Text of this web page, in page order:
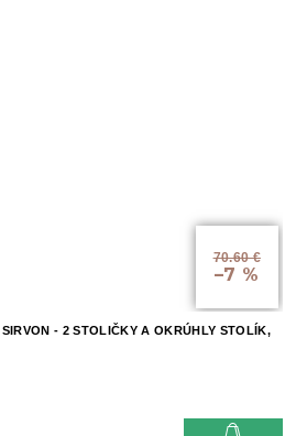
70.60 €
–7 %
- 2 STOLIČKY A OKRÚHLY STOLÍK,